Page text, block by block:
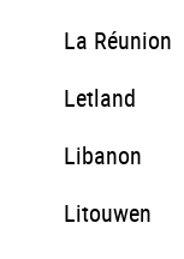
La Réunion
Letland
Libanon
Litouwen